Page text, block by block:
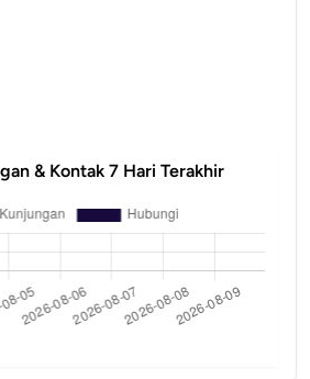
& Kontak 7 Hari Terakhir